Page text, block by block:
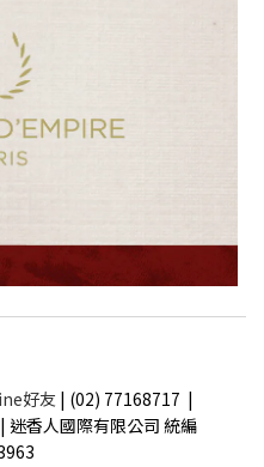
好友 | (02) 77168717 |
| 迷香人國際有限公司 統編